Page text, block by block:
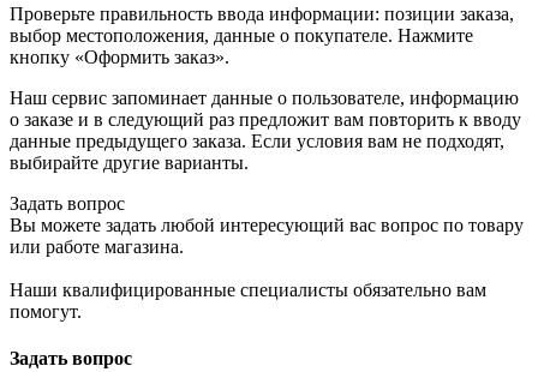
Проверьте правильность ввода информации: позиции заказа,
выбор местоположения, данные о покупателе. Нажмите
кнопку «Оформить заказ».
Наш сервис запоминает данные о пользователе, информацию
о заказе и в следующий раз предложит вам повторить к вводу
данные предыдущего заказа. Если условия вам не подходят,
выбирайте другие варианты.
Задать вопрос
Вы можете задать любой интересующий вас вопрос по товару
или работе магазина.
Наши квалифицированные специалисты обязательно вам
помогут.
Задать вопрос